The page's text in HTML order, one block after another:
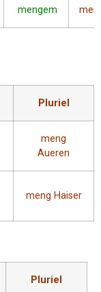
mengem
Pluriel
meng
Aueren
meng Haiser
Pluriel